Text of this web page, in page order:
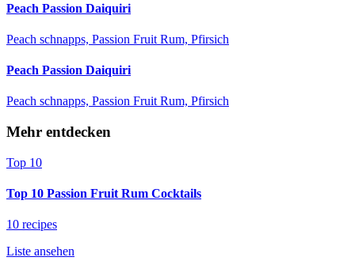
Peach Passion Daiquiri
Peach schnapps, Passion Fruit Rum, Pfirsich
Peach Passion Daiquiri
Peach schnapps, Passion Fruit Rum, Pfirsich
Mehr entdecken
Top 10
Top 10 Passion Fruit Rum Cocktails
10 recipes
Liste ansehen